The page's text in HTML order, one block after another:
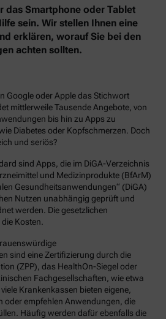
das Smartphone oder Tablet
sein. Wir stellen Ihnen eine
erklären, worauf Sie bei den
achten sollten.
Google oder Apple das Stichwort
mittlerweile Tausende Angebote, von
bis hin zu Apps zu
Diabetes oder Kopfschmerzen. Doch
und seriös?
sind Apps, die im DiGA-Verzeichnis
und Medizinprodukte (BfArM)
Gesundheitsanwendungen“ (DiGA)
Nutzen unabhängig geprüft und
werden. Die gesetzlichen
Kosten.
sind eine Zertifizierung durch die
(ZPP), das HealthOn-Siegel oder
Fachgesellschaften, wie etwa
Krankenkassen bieten eigene,
oder empfehlen Anwendungen, die
Häufig werden dafür ebenfalls die